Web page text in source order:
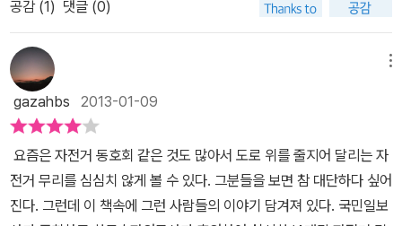
이제 가능해졌다는 것, 그것도 보다 안전한 길과 방법으로 말이다. 이
책은 다분히 냄새가 난다. 4대강 사업을 지지하는 기관이나 단체에서
4대강 사업을 홍보하고 긍정적인 이미지를 입히려고 4대강 자전거
길 종주 체험 수기를 모집하였고 입선작을 단순히 모아 놓은 것이 바
로 이 책이다. 이러한 정치적 요소를 배제하고 읽어보면 감동적이며
따뜻한 이야기들이 많다. 또한, 나도 한번쯤 도전하고 싶은 마음이 들
정도로 모험심을 자극하고 고취하는 이야기도 많다. 대상부터 가작까
지 34명의 감동적인 수기들이 8개의 장으로 나뉘어 묶여 있고, 장 사
이사이에 4대강 자전거 길과 자전거에 대한 짧은 정보들이 주어져 있
공감 (1) 댓글 (0)
gazahbs 2013-01-09
요즘은 자전거 동호회 같은 것도 많아서 도로 위를 줄지어 달리는 자
전거 무리를 심심치 않게 볼 수 있다. 그분들을 보면 참 대단하다 싶어
진다. 그런데 이 책속에 그런 사람들의 이야기 담겨져 있다. 국민일보